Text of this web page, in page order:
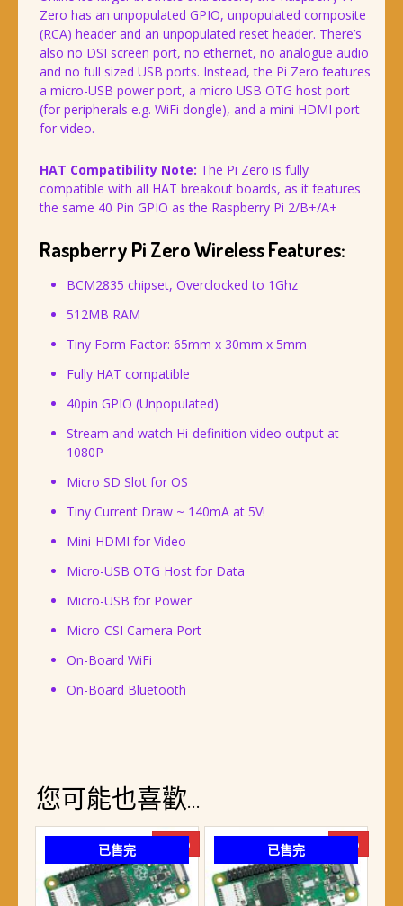
Zero has an unpopulated GPIO, unpopulated composite
(RCA) header and an unpopulated reset header. There’s
also no DSI screen port, no ethernet, no analogue audio
and no full sized USB ports. Instead, the Pi Zero features
a micro-USB power port, a micro USB OTG host port
(for peripherals e.g. WiFi dongle), and a mini HDMI port
for video.
HAT Compatibility Note: The Pi Zero is fully
compatible with all HAT breakout boards, as it features
the same 40 Pin GPIO as the Raspberry Pi 2/B+/A+
Raspberry Pi Zero Wireless Features:
BCM2835 chipset, Overclocked to 1Ghz
512MB RAM
Tiny Form Factor: 65mm x 30mm x 5mm
Fully HAT compatible
40pin GPIO (Unpopulated)
Stream and watch Hi-definition video output at
1080P
Micro SD Slot for OS
Tiny Current Draw ~ 140mA at 5V!
Mini-HDMI for Video
Micro-USB OTG Host for Data
Micro-USB for Power
Micro-CSI Camera Port
On-Board WiFi
On-Board Bluetooth
您可能也喜歡…
已售完 -11% 已售完 -9%